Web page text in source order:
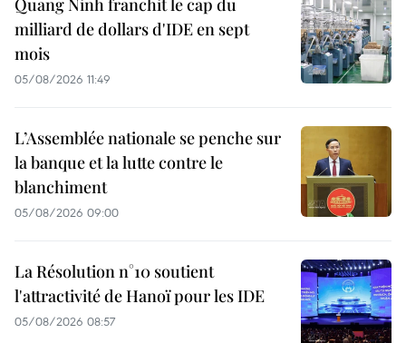
Quang Ninh franchit le cap du
milliard de dollars d'IDE en sept
mois
05/08/2026 11:49
L’Assemblée nationale se penche sur
la banque et la lutte contre le
blanchiment
05/08/2026 09:00
La Résolution n°10 soutient
l'attractivité de Hanoï pour les IDE
05/08/2026 08:57